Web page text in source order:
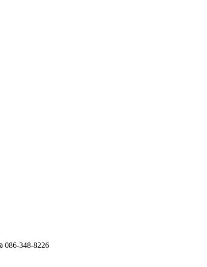
348-8226